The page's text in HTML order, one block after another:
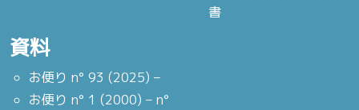
書
資料
お便り n° 93 (2025) –
お便り n° 1 (2000) – n°